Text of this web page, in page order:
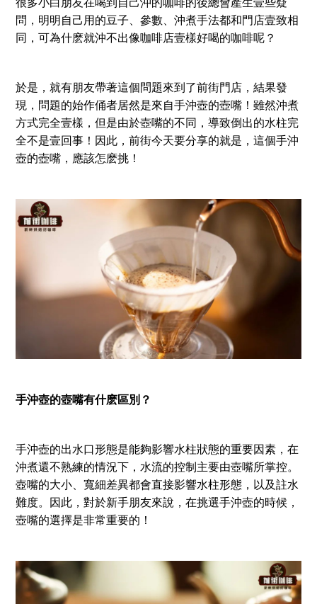
問，明明自己用的豆子、參數、沖煮手法都和門店壹致相
同，可為什麽就沖不出像咖啡店壹樣好喝的咖啡呢？
於是，就有朋友帶著這個問題來到了前街門店，結果發
現，問題的始作俑者居然是來自手沖壺的壺嘴！雖然沖煮
方式完全壹樣，但是由於壺嘴的不同，導致倒出的水柱完
全不是壹回事！因此，前街今天要分享的就是，這個手沖
壺的壺嘴，應該怎麽挑！
手沖壺的壺嘴有什麽區別？
手沖壺的出水口形態是能夠影響水柱狀態的重要因素，在
沖煮還不熟練的情況下，水流的控制主要由壺嘴所掌控。
壺嘴的大小、寬細差異都會直接影響水柱形態，以及註水
難度。因此，對於新手朋友來說，在挑選手沖壺的時候，
壺嘴的選擇是非常重要的！